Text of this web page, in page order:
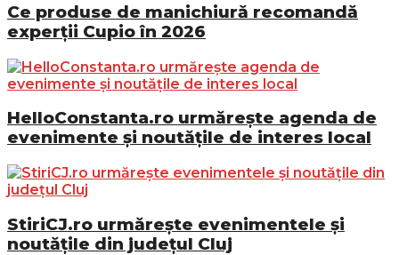
Ce produse de manichiură recomandă
experții Cupio în 2026
HelloConstanta.ro urmărește agenda de
evenimente și noutățile de interes local
StiriCJ.ro urmărește evenimentele și
noutățile din județul Cluj